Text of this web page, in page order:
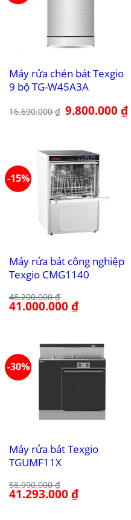
Máy rửa chén bát Texgio
9 bộ TG-W45A3A
16.690.000₫ Giá
gốc
9.800.000₫
-15%
Máy rửa bát công nghiệp
Texgio CMG1140
48.200.000₫
Giá
gốc
41.000.000₫Giá
hiện
-30%
Máy rửa bát Texgio
TGUMF11X
58.990.000₫
Giá
gốc
41.293.000₫Giá
hiện